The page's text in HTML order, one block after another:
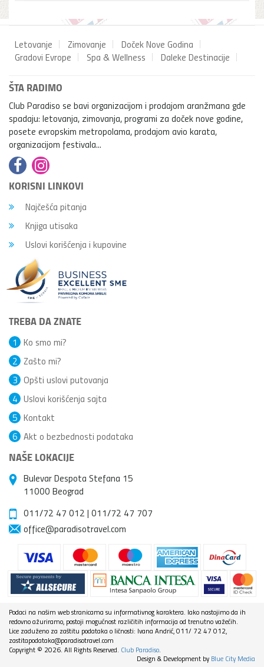
Letovanje Zimovanje
Doček Nove Godina
Gradovi Evrope
Spa & Wellness Daleke Destinacije
ŠTA RADIMO
Club Paradiso se bavi organizacijom i prodajom aranžmana gde
spadaju: letovanja, zimovanja, programi za doček nove godine,
posete evropskim metropolama, prodajom avio karata,
organizacijom festivala...
KORISNI LINKOVI
Najčešća pitanja
Knjiga utisaka
Uslovi korišćenja i kupovine
TREBA DA ZNATE
Ko smo mi?
1
Zašto mi?
2
Opšti uslovi putovanja
3
Uslovi korišćenja sajta
4
Kontakt
5
Akt o bezbednosti podataka
6
NAŠE LOKACIJE
Bulevar Despota Stefana 15
11000 Beograd
011/72 47 012 | 011/72 47 707
office@paradisotravel.com
Podaci na našim web stranicama su informativnog karaktera. Iako nastojimo da ih
redovno ažuriramo, postoji mogućnost različitih informacija od trenutno važećih.
Lice zaduženo za zaštitu podataka o ličnosti: Ivana Andrić, 011/ 72 47 012,
zastitapodataka@paradisotravel.com
Copyright © 2026. All Rights Reserved. Club Paradiso.
Design & Development by Blue City Media